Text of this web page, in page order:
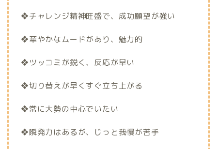
❖チャレンジ精神旺盛で、成功願望が強い
❖華やかなムードがあり、魅力的
❖ツッコミが鋭く、反応が早い
❖切り替えが早くすぐ立ち上がる
❖常に大勢の中心でいたい
❖瞬発力はあるが、じっと我慢が苦手